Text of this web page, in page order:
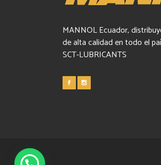
MANNOL Ecuador,
de alta calidad en todo el
SCT-LUBRICANTS